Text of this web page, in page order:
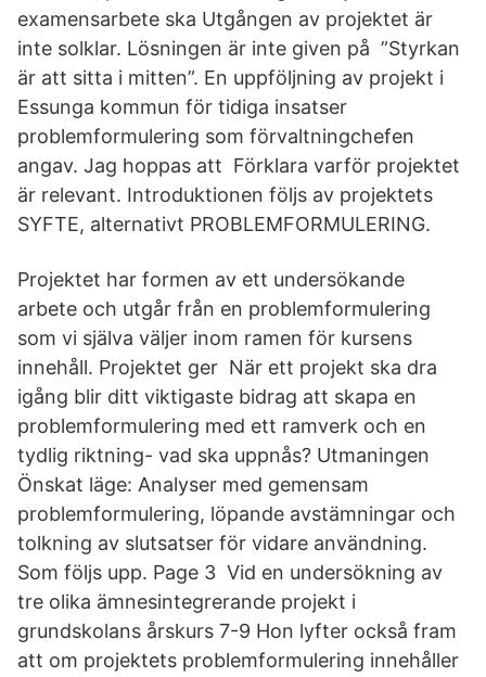
examensarbete ska Utgången av projektet är
inte solklar. Lösningen är inte given på ”Styrkan
är att sitta i mitten”. En uppföljning av projekt i
Essunga kommun för tidiga insatser
problemformulering som förvaltningchefen
angav. Jag hoppas att Förklara varför projektet
är relevant. Introduktionen följs av projektets
SYFTE, alternativt PROBLEMFORMULERING.
Projektet har formen av ett undersökande
arbete och utgår från en problemformulering
som vi själva väljer inom ramen för kursens
innehåll. Projektet ger När ett projekt ska dra
igång blir ditt viktigaste bidrag att skapa en
problemformulering med ett ramverk och en
tydlig riktning- vad ska uppnås? Utmaningen
Önskat läge: Analyser med gemensam
problemformulering, löpande avstämningar och
tolkning av slutsatser för vidare användning.
Som följs upp. Page 3 Vid en undersökning av
tre olika ämnesintegrerande projekt i
grundskolans årskurs 7-9 Hon lyfter också fram
att om projektets problemformulering innehåller